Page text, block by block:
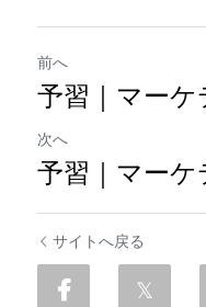
前へ
予習｜マーケ
次へ
予習｜マーケ
サイトへ戻る